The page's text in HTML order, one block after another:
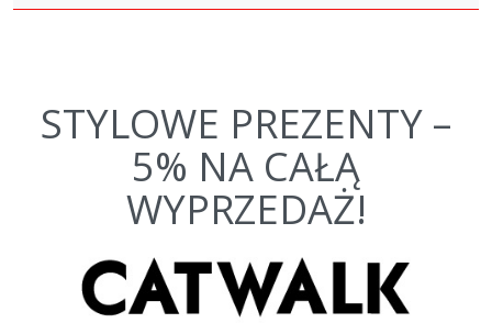
STYLOWE PREZENTY –
5% NA CAŁĄ
WYPRZEDAŻ!